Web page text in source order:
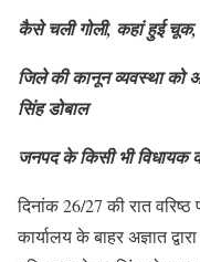
कैसे चली गोली, कहां हुई चूक,
जिले की कानून व्यवस्था को
सिंह डोबाल
जनपद के किसी भी विधायक
दिनांक 26/27 की रात
कार्यालय के बाहर अज्ञात